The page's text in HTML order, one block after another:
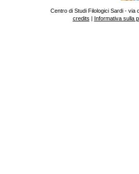
Centro di Studi Filologici Sardi - via
credits | Informativa sulla